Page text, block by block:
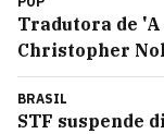
Tradutora de
Christopher
BRASIL
STF suspende